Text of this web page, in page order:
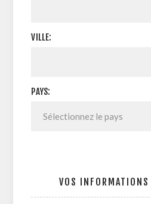
VILLE:
PAYS:
VOS INFORMATIONS